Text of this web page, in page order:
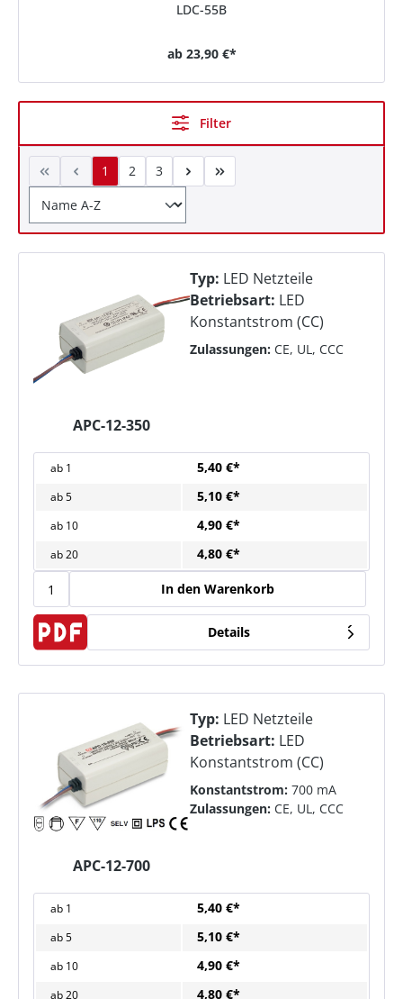
LDC-55B
ab 23,90 €*
Filter
1 2 3
APC-12-350
Typ: LED Netzteile
Betriebsart: LED
Konstantstrom (CC)
Zulassungen: CE, UL, CCC
ab 1 5,40 €*
ab5 5,10 €*
ab 10 4,90 €*
ab20 4,80 €*
In den Warenkorb
Details
APC-12-700
Typ: LED Netzteile
Betriebsart: LED
Konstantstrom (CC)
Konstantstrom: 700 mA
Zulassungen: CE, UL, CCC
ab 1 5,40 €*
ab5 5,10 €*
ab 10 4,90 €*
ab20 4,80 €*